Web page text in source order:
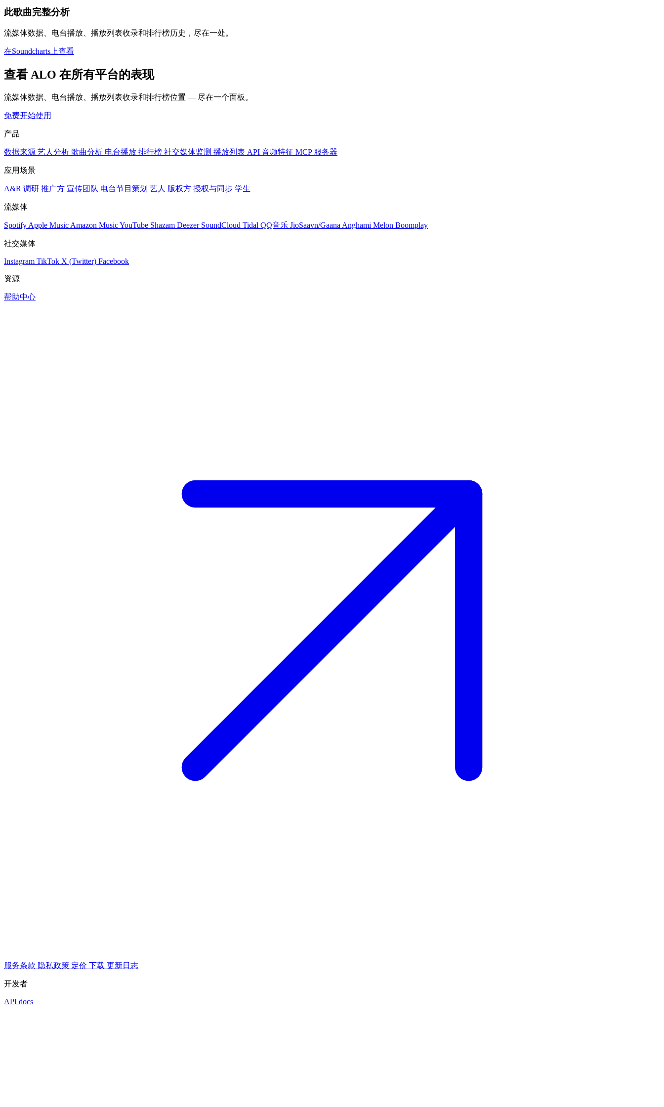
此歌曲完整分析
流媒体数据、电台播放、播放列表收录和排行榜历史，尽在一处。
在Soundcharts上查看
查看 ALO 在所有平台的表现
流媒体数据、电台播放、播放列表收录和排行榜位置 — 尽在一个面板。
免费开始使用
产品
数据来源 艺人分析 歌曲分析 电台播放 排行榜 社交媒体监测 播放列表 API 音频特征 MCP 服务器
应用场景
A&R 调研 推广方 宣传团队 电台节目策划 艺人 版权方 授权与同步 学生
流媒体
Spotify Apple Music Amazon MusicYouTube Shazam Deezer SoundCloud Tidal QQ音乐 JioSaavn/Gaana Anghami Melon Boomplay
社交媒体
Instagram TikTok X (Twitter) Facebook
资源
帮助中心
服务条款 隐私政策 定价 下载 更新日志
开发者
API docs